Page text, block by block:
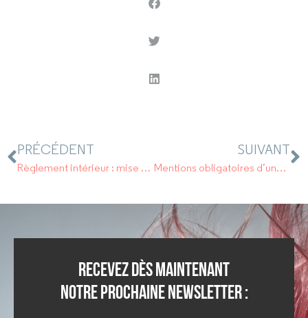
PRÉCÉDENT
Règlement intérieur : mise en place et contenu
SUIVANT
Mentions obligatoires d’une facture : ce qui change au 1er octobre
Recevez dès maintenant
notre prochaine newsletter :